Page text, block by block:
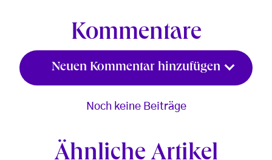
Kommentare
Neuen Kommentar hinzufügen
Noch keine Beiträge
Ähnliche Artikel